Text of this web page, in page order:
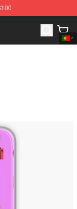
Merchandise